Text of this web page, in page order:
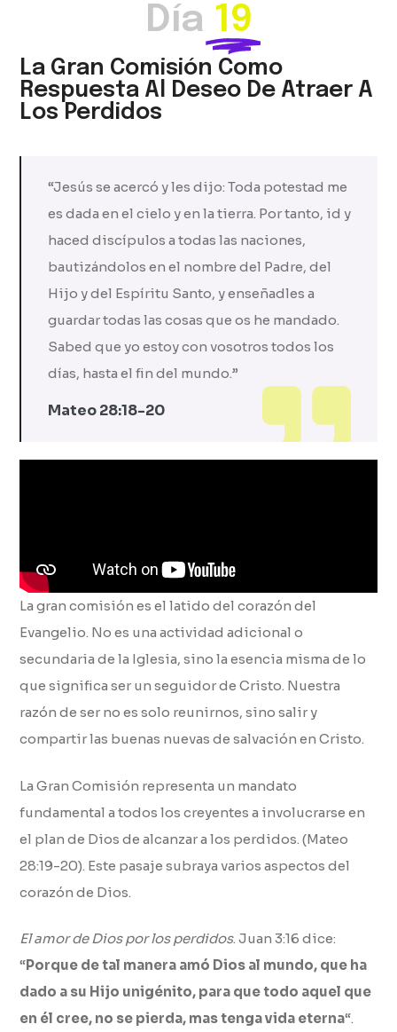
Día 19
La Gran Comisión Como
Respuesta Al Deseo De Atraer A
Los Perdidos
“Jesús se acercó y les dijo: Toda potestad me
es dada en el cielo y en la tierra. Por tanto, id y
haced discípulos a todas las naciones,
bautizándolos en el nombre del Padre, del
Hijo y del Espíritu Santo, y enseñadles a
guardar todas las cosas que os he mandado.
Sabed que yo estoy con vosotros todos los
días, hasta el fin del mundo.”
Mateo 28:18-20
La gran comisión es el latido del corazón del
Evangelio. No es una actividad adicional o
secundaria de la Iglesia, sino la esencia misma de lo
que significa ser un seguidor de Cristo. Nuestra
razón de ser no es solo reunirnos, sino salir y
compartir las buenas nuevas de salvación en Cristo.
La Gran Comisión representa un mandato
fundamental a todos los creyentes a involucrarse en
el plan de Dios de alcanzar a los perdidos. (Mateo
28:19-20). Este pasaje subraya varios aspectos del
corazón de Dios.
El amor de Dios por los perdidos. Juan 3:16 dice:
“Porque de tal manera amó Dios al mundo, que ha
dado a su Hijo unigénito, para que todo aquel que
en él cree, no se pierda, mas tenga vida eterna“.